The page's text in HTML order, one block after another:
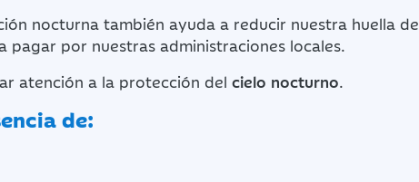
nocturna también ayuda a reducir nuestra huella de
pagar por nuestras administraciones locales.
atención a la protección del cielo nocturno.
de: